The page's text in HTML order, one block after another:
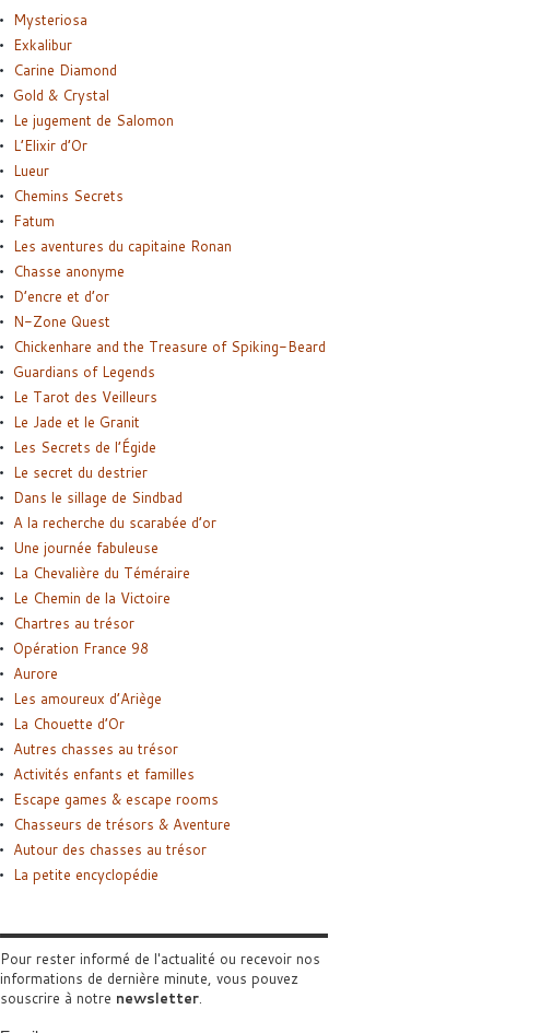
Mysteriosa
Exkalibur
Carine Diamond
Gold & Crystal
Le jugement de Salomon
L’Elixir d’Or
Lueur
Chemins Secrets
Fatum
Les aventures du capitaine Ronan
Chasse anonyme
D’encre et d’or
N-Zone Quest
Chickenhare and the Treasure of Spiking-Beard
Guardians of Legends
Le Tarot des Veilleurs
Le Jade et le Granit
Les Secrets de l’Égide
Le secret du destrier
Dans le sillage de Sindbad
A la recherche du scarabée d’or
Une journée fabuleuse
La Chevalière du Téméraire
Le Chemin de la Victoire
Chartres au trésor
Opération France 98
Aurore
Les amoureux d’Ariège
La Chouette d’Or
Autres chasses au trésor
Activités enfants et familles
Escape games & escape rooms
Chasseurs de trésors & Aventure
Autour des chasses au trésor
La petite encyclopédie
Pour rester informé de l'actualité ou recevoir nos
informations de dernière minute, vous pouvez
souscrire à notre newsletter.